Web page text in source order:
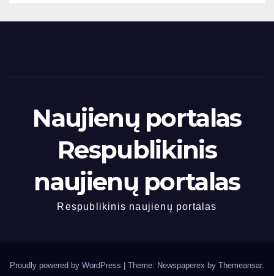
Naujienų portalas
Respublikinis
naujienų portalas
Respublikinis naujienų portalas
Proudly powered by WordPress Theme: Newspaperex by Themeansar.